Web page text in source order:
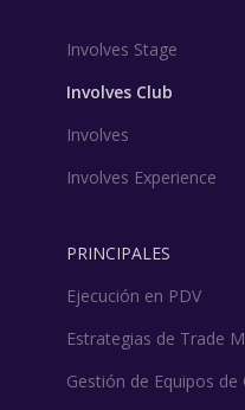
Involves Stage
Involves Club
Involves
Involves Experience
PRINCIPALES
Ejecución en PDV
Estrategias de Trade
Gestión de Equipos de